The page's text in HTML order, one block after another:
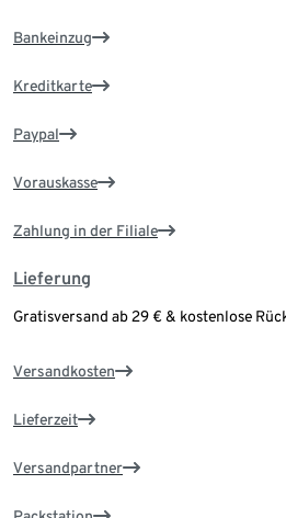
Bankeinzug
Kreditkarte
Paypal
Vorauskasse
Zahlung in der Filiale
Lieferung
Gratisversand ab 29 € & kostenlose
Versandkosten
Lieferzeit
Versandpartner